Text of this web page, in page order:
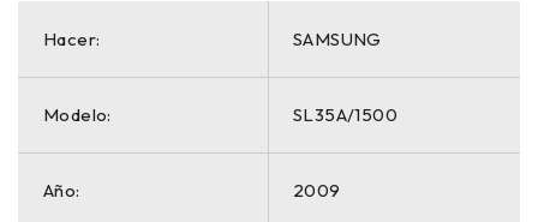
Hacer: SAMSUNG
Modelo: SL35A/1500
Año: 2009